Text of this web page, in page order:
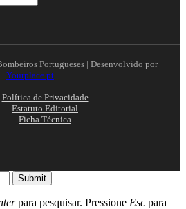
Portugueses | Desenvolvido por
Yourplace.pt.
Política de Privacidade
Estatuto Editorial
Ficha Técnica
Submit
para pesquisar. Pressione Esc para